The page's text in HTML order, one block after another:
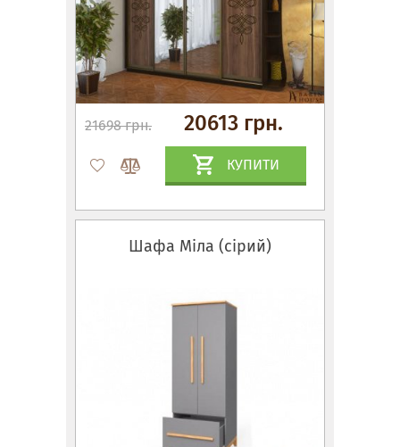
21698 грн. 20613 грн.
КУПИТИ
Шафа Міла (сірий)